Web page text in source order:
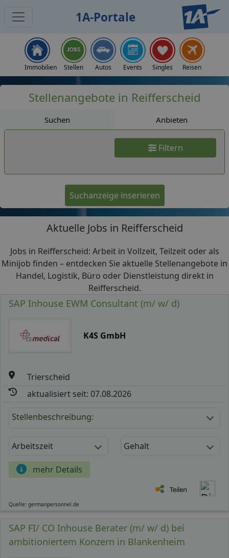
1A-Portale
Immobilien Stellen Autos Events Singles Reisen
Stellenangebote in Reifferscheid
Suchen Anbieten
Filtern
Suchanzeige inserieren
Aktuelle Jobs in Reifferscheid
Jobs in Reifferscheid: Arbeit in Vollzeit, Teilzeit oder als
Minijob finden – entdecken Sie aktuelle Stellenangebote in
Handel, Logistik, Büro oder Dienstleistung direkt in
Reifferscheid.
SAP Inhouse EWM Consultant (m/ w/ d)
K4S GmbH
Trierscheid
aktualisiert seit: 07.08.2026
Stellenbeschreibung:
Arbeitszeit Gehalt
mehr Details
Teilen
Quelle: germanpersonnel.de
SAP FI/ CO Inhouse Berater (m/ w/ d) bei
ambitioniertem Konzern in Blankenheim